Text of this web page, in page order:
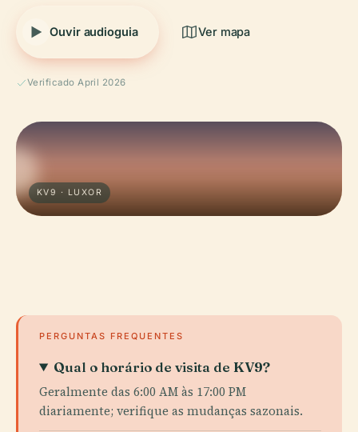
Ouvir audioguia Ver mapa
Verificado April 2026
KV9 · LUXOR
PERGUNTAS FREQUENTES
Qual o horário de visita de KV9?
Geralmente das 6:00 AM às 17:00 PM
diariamente; verifique as mudanças sazonais.